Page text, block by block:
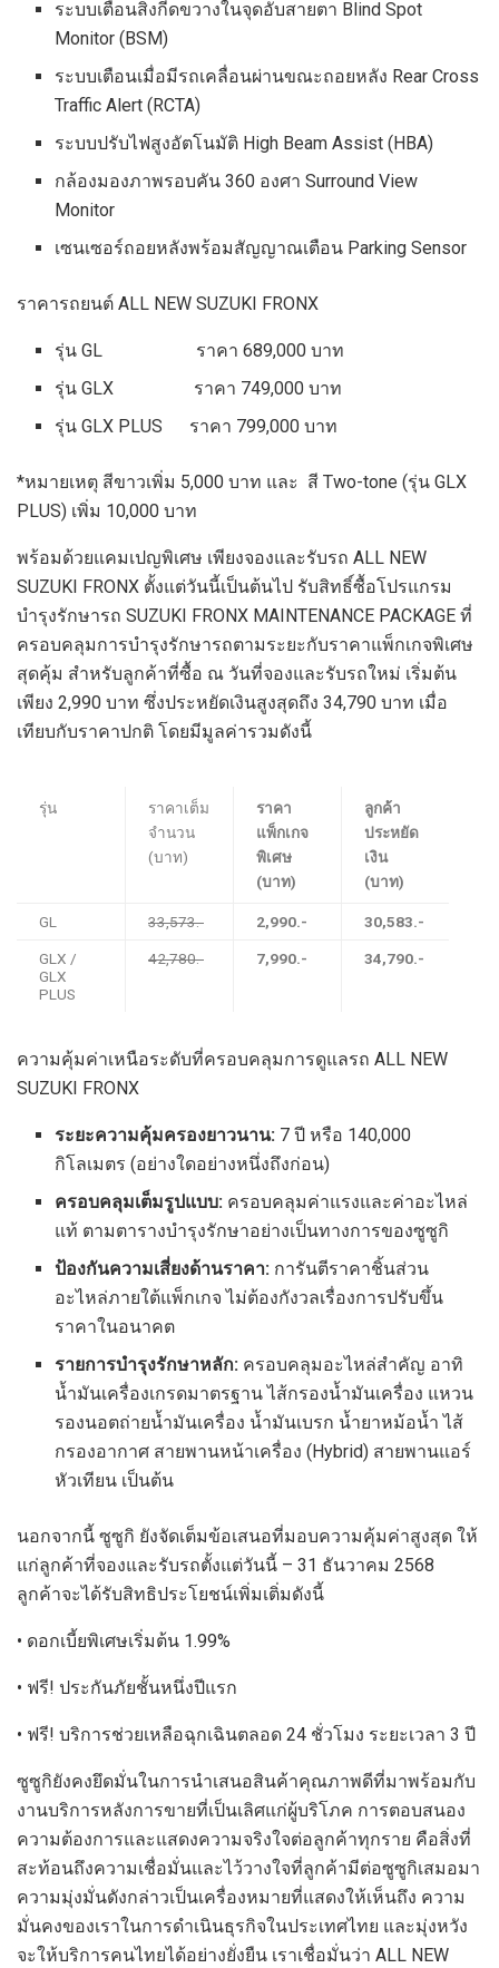
ระบบเตือนสิ่งกีดขวางในจุดอับสายตา Blind Spot
Monitor (BSM)
ระบบเตือนเมื่อมีรถเคลื่อนผ่านขณะถอยหลัง Rear Cross
Traffic Alert (RCTA)
ระบบปรับไฟสูงอัตโนมัติ High Beam Assist (HBA)
กล้องมองภาพรอบคัน 360 องศา Surround View
Monitor
เซนเซอร์ถอยหลังพร้อมสัญญาณเตือน Parking Sensor
ราคารถยนต์ ALL NEW SUZUKI FRONX
รุ่น GL ราคา 689,000 บาท
รุ่น GLX ราคา 749,000 บาท
รุ่น GLX PLUS ราคา 799,000 บาท
*หมายเหตุ สีขาวเพิ่ม 5,000 บาท และ สี Two-tone (รุ่น GLX
PLUS) เพิ่ม 10,000 บาท
พร้อมด้วยแคมเปญพิเศษ เพียงจองและรับรถ ALL NEW
SUZUKI FRONX ตั้งแต่วันนี้เป็นต้นไป รับสิทธิ์ซื้อโปรแกรม
บำรุงรักษารถ SUZUKI FRONX MAINTENANCE PACKAGE ที่
ครอบคลุมการบำรุงรักษารถตามระยะกับราคาแพ็กเกจพิเศษ
สุดคุ้ม สำหรับลูกค้าที่ซื้อ ณ วันที่จองและรับรถใหม่ เริ่มต้น
เพียง 2,990 บาท ซึ่งประหยัดเงินสูงสุดถึง 34,790 บาท เมื่อ
เทียบกับราคาปกติ โดยมีมูลค่ารวมดังนี้
รุ่น
ราคาเต็ม
จำนวน
(บาท)
ราคา
แพ็กเกจ
พิเศษ
(บาท)
ลูกค้า
ประหยัด
เงิน
(บาท)
GL 33,573.- 2,990.- 30,583.-
GLX /
GLX
PLUS
42,780.- 7,990.- 34,790.-
ความคุ้มค่าเหนือระดับที่ครอบคลุมการดูแลรถ ALL NEW
SUZUKI FRONX
ระยะความคุ้มครองยาวนาน: 7 ปี หรือ 140,000
กิโลเมตร (อย่างใดอย่างหนึ่งถึงก่อน)
ครอบคลุมเต็มรูปแบบ: ครอบคลุมค่าแรงและค่าอะไหล่
แท้ ตามตารางบำรุงรักษาอย่างเป็นทางการของซูซูกิ
ป้องกันความเสี่ยงด้านราคา: การันตีราคาชิ้นส่วน
อะไหล่ภายใต้แพ็กเกจ ไม่ต้องกังวลเรื่องการปรับขึ้น
ราคาในอนาคต
รายการบำรุงรักษาหลัก: ครอบคลุมอะไหล่สำคัญ อาทิ
น้ำมันเครื่องเกรดมาตรฐาน ไส้กรองน้ำมันเครื่อง แหวน
รองนอตถ่ายน้ำมันเครื่อง น้ำมันเบรก น้ำยาหม้อน้ำ ไส้
กรองอากาศ สายพานหน้าเครื่อง (Hybrid) สายพานแอร์
หัวเทียน เป็นต้น
นอกจากนี้ ซูซูกิ ยังจัดเต็มข้อเสนอที่มอบความคุ้มค่าสูงสุด ให้
แก่ลูกค้าที่จองและรับรถตั้งแต่วันนี้ – 31 ธันวาคม 2568
ลูกค้าจะได้รับสิทธิประโยชน์เพิ่มเติ่มดังนี้
• ดอกเบี้ยพิเศษเริ่มต้น 1.99%
• ฟรี! ประกันภัยชั้นหนึ่งปีแรก
• ฟรี! บริการช่วยเหลือฉุกเฉินตลอด 24 ชั่วโมง ระยะเวลา 3 ปี
ซูซูกิยังคงยึดมั่นในการนำเสนอสินค้าคุณภาพดีที่มาพร้อมกับ
งานบริการหลังการขายที่เป็นเลิศแก่ผู้บริโภค การตอบสนอง
ความต้องการและแสดงความจริงใจต่อลูกค้าทุกราย คือสิ่งที่
สะท้อนถึงความเชื่อมั่นและไว้วางใจที่ลูกค้ามีต่อซูซูกิเสมอมา
ความมุ่งมั่นดังกล่าวเป็นเครื่องหมายที่แสดงให้เห็นถึง ความ
มั่นคงของเราในการดำเนินธุรกิจในประเทศไทย และมุ่งหวัง
จะให้บริการคนไทยได้อย่างยั่งยืน เราเชื่อมั่นว่า ALL NEW